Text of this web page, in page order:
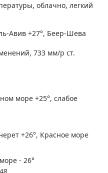
облачно, легкий
Авив +27°, Беер-Шева
733 мм/р ст.
море +25°, слабое
+26°, Красное море
- 26°